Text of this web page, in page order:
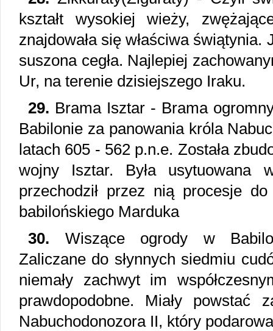
kształt wysokiej wieży,
znajdowała się właściwa świątynia.
suszona cegła. Najlepiej
Ur, na terenie dzisiejszego Iraku.
29. Brama Isztar - Brama
Babilonie za panowania króla
latach 605 - 562 p.n.e. Została
wojny Isztar. Była usytuowana
przechodził przez nią procesje
babilońskiego Marduka
30. Wiszące ogrody w
Zaliczane do słynnych siedmiu
niemały zachwyt im
prawdopodobne. Miały powstać
Nabuchodonozora II, który